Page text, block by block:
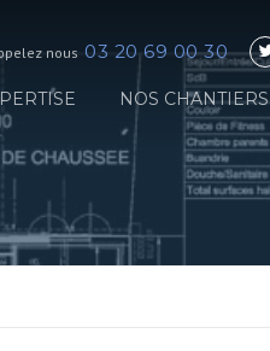
nous 03 20 69 00 30
NOS CHANTIERS